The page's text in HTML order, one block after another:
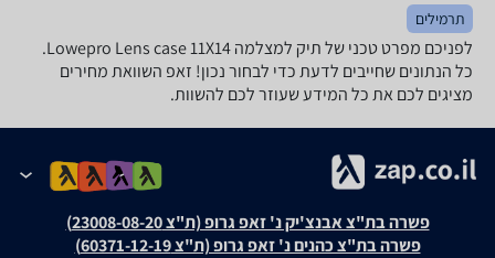
תרמילים
לפניכם מפרט טכני של תיק למצלמה Lowepro Lens case 11X14.
כל הנתונים שחייבים לדעת כדי לבחור נכון! זאפ השוואת מחירים
מציגים לכם את כל המידע שעוזר לכם להשוות.
פשרה בת"צ אבנצ'יק נ' זאפ גרופ (ת"צ 23008-08-20)
פשרה בת"צ כהנים נ' זאפ גרופ (ת"צ 60371-12-19)